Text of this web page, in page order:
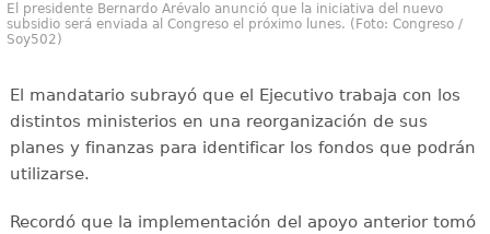
El presidente Bernardo Arévalo anunció que la iniciativa del nuevo
subsidio será enviada al Congreso el próximo lunes. (Foto: Congreso /
Soy502)
El mandatario subrayó que el Ejecutivo trabaja con los
distintos ministerios en una reorganización de sus
planes y finanzas para identificar los fondos que podrán
utilizarse.
Recordó que la implementación del apoyo anterior tomó